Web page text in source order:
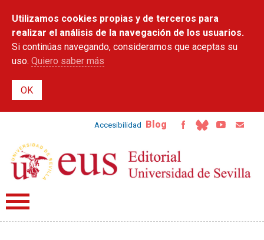
contenido
principal
Utilizamos cookies propias y de terceros para
realizar el análisis de la navegación de los usuarios.
Si continúas navegando, consideramos que aceptas su
uso. Quiero saber más
Accesibilidad Blog